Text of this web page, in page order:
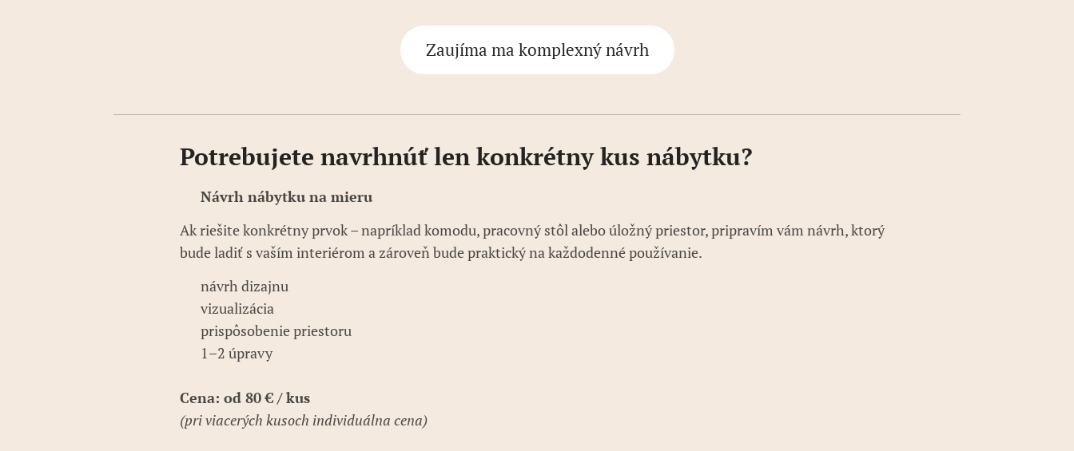
Zaujíma ma komplexný návrh
Potrebujete navrhnúť len konkrétny kus nábytku?
Návrh nábytku na mieru
Ak riešite konkrétny prvok – napríklad komodu, pracovný stôl alebo úložný priestor, pripravím vám návrh, ktorý
bude ladiť s vaším interiérom a zároveň bude praktický na každodenné používanie.
✔ návrh dizajnu
✔ vizualizácia
✔ prispôsobenie priestoru
✔ 1–2 úpravy
Cena: od 80 € / kus
(pri viacerých kusoch individuálna cena)